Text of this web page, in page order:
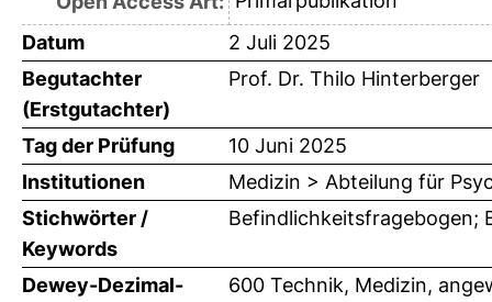
Datum
2 Juli 2025
Begutachter
(Erstgutachter)
Prof. Dr. Thilo Hinterberger
Tag der Prüfung
10 Juni 2025
Institutionen
Medizin > Abteilung für
Stichwörter /
Keywords
Befindlichkeitsfragebogen;
Dewey-Dezimal-
600 Technik, Medizin,